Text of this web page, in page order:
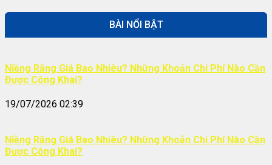
BÀI NỔI BẬT
Niềng Răng Giá Bao Nhiêu? Những Khoản Chi Phí Nào Cần
Được Công Khai?
19/07/2026 02:39
Niềng Răng Giá Bao Nhiêu? Những Khoản Chi Phí Nào Cần
Được Công Khai?